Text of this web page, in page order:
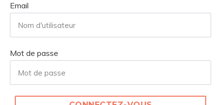
Email
Mot de passe